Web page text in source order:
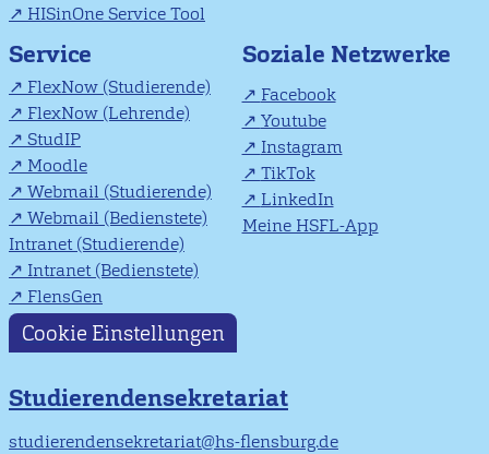
HISinOne Service Tool
Service
FlexNow (Studierende)
FlexNow (Lehrende)
StudIP
Moodle
Webmail (Studierende)
Webmail (Bedienstete)
Intranet (Studierende)
Intranet (Bedienstete)
FlensGen
Soziale Netzwerke
Facebook
Youtube
Instagram
TikTok
LinkedIn
Meine HSFL-App
Cookie Einstellungen
Studierendensekretariat
studierendensekretariat@hs-flensburg.de